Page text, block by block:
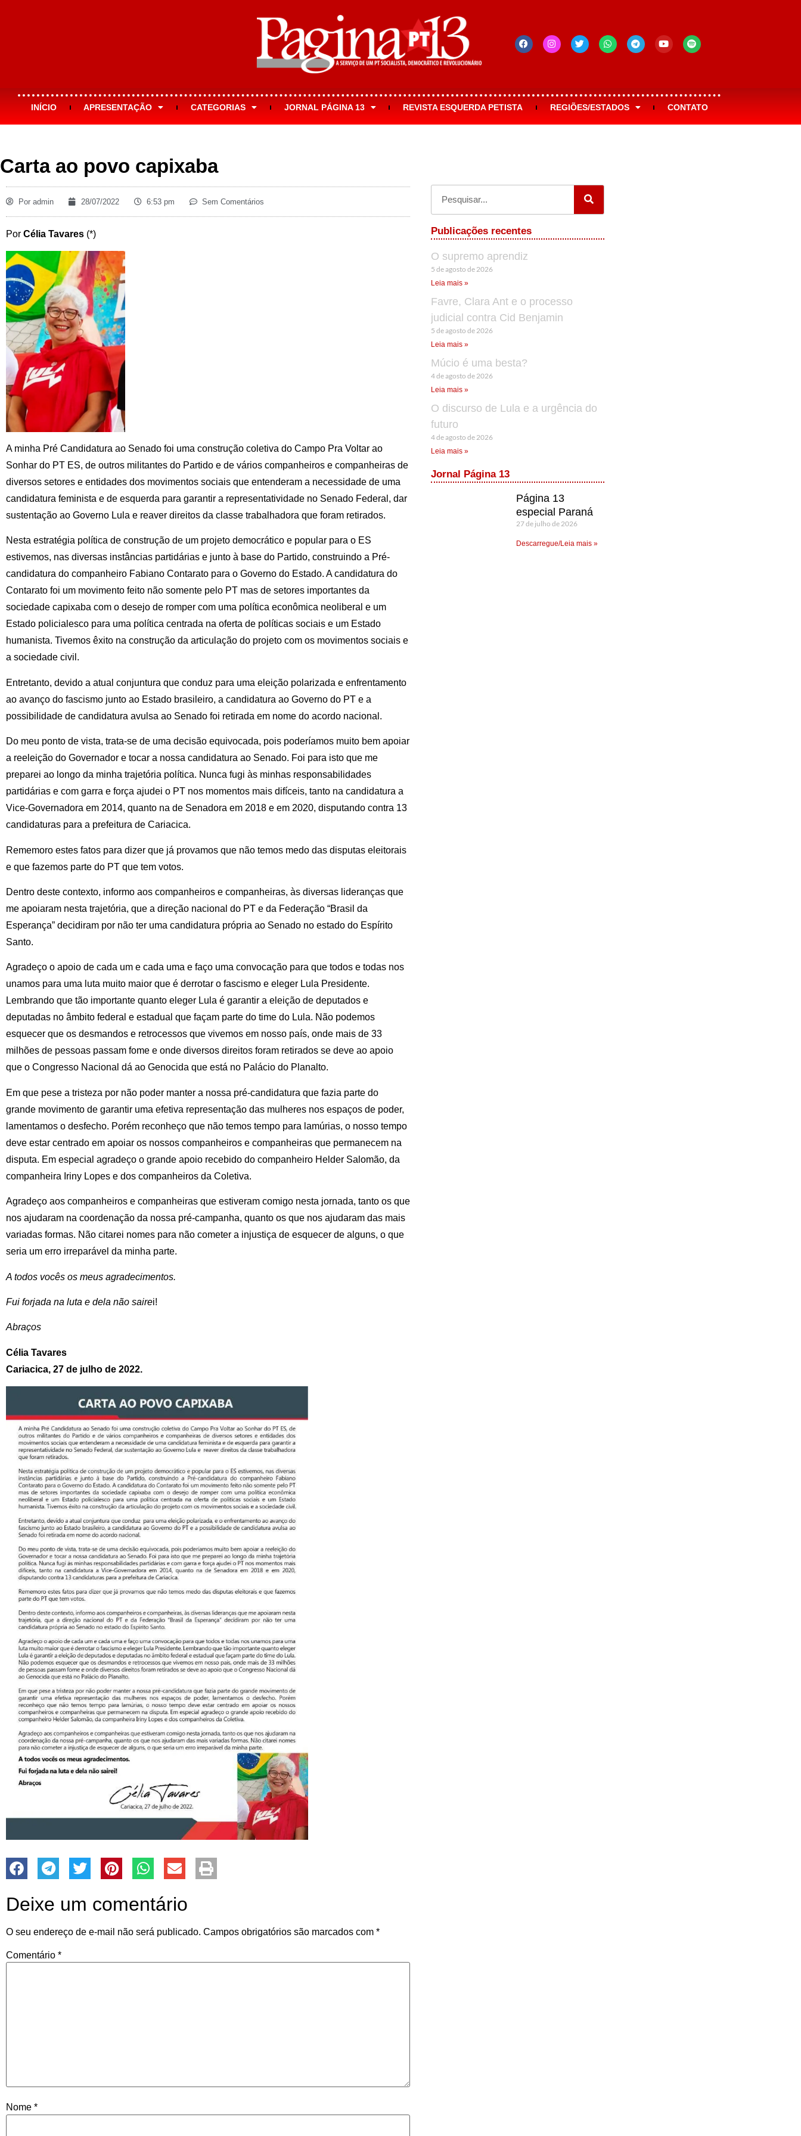
INÍCIO APRESENTAÇÃO CATEGORIAS JORNAL PÁGINA 13 REVISTA ESQUERDA PETISTA REGIÕES/ESTADOS CONTATO
Carta ao povo capixaba
Por admin 28/07/2022 6:53 pm Sem Comentários
Por Célia Tavares (*)
A minha Pré Candidatura ao Senado foi uma construção coletiva do Campo Pra Voltar ao
Sonhar do PT ES, de outros militantes do Partido e de vários companheiros e companheiras de
diversos setores e entidades dos movimentos sociais que entenderam a necessidade de uma
candidatura feminista e de esquerda para garantir a representatividade no Senado Federal, dar
sustentação ao Governo Lula e reaver direitos da classe trabalhadora que foram retirados.
Nesta estratégia política de construção de um projeto democrático e popular para o ES
estivemos, nas diversas instâncias partidárias e junto à base do Partido, construindo a Pré-
candidatura do companheiro Fabiano Contarato para o Governo do Estado. A candidatura do
Contarato foi um movimento feito não somente pelo PT mas de setores importantes da
sociedade capixaba com o desejo de romper com uma política econômica neoliberal e um
Estado policialesco para uma política centrada na oferta de políticas sociais e um Estado
humanista. Tivemos êxito na construção da articulação do projeto com os movimentos sociais e
a sociedade civil.
Entretanto, devido a atual conjuntura que conduz para uma eleição polarizada e enfrentamento
ao avanço do fascismo junto ao Estado brasileiro, a candidatura ao Governo do PT e a
possibilidade de candidatura avulsa ao Senado foi retirada em nome do acordo nacional.
Do meu ponto de vista, trata-se de uma decisão equivocada, pois poderíamos muito bem apoiar
a reeleição do Governador e tocar a nossa candidatura ao Senado. Foi para isto que me
preparei ao longo da minha trajetória política. Nunca fugi às minhas responsabilidades
partidárias e com garra e força ajudei o PT nos momentos mais difíceis, tanto na candidatura a
Vice-Governadora em 2014, quanto na de Senadora em 2018 e em 2020, disputando contra 13
candidaturas para a prefeitura de Cariacica.
Rememoro estes fatos para dizer que já provamos que não temos medo das disputas eleitorais
e que fazemos parte do PT que tem votos.
Dentro deste contexto, informo aos companheiros e companheiras, às diversas lideranças que
me apoiaram nesta trajetória, que a direção nacional do PT e da Federação “Brasil da
Esperança” decidiram por não ter uma candidatura própria ao Senado no estado do Espírito
Santo.
Agradeço o apoio de cada um e cada uma e faço uma convocação para que todos e todas nos
unamos para uma luta muito maior que é derrotar o fascismo e eleger Lula Presidente.
Lembrando que tão importante quanto eleger Lula é garantir a eleição de deputados e
deputadas no âmbito federal e estadual que façam parte do time do Lula. Não podemos
esquecer que os desmandos e retrocessos que vivemos em nosso país, onde mais de 33
milhões de pessoas passam fome e onde diversos direitos foram retirados se deve ao apoio
que o Congresso Nacional dá ao Genocida que está no Palácio do Planalto.
Em que pese a tristeza por não poder manter a nossa pré-candidatura que fazia parte do
grande movimento de garantir uma efetiva representação das mulheres nos espaços de poder,
lamentamos o desfecho. Porém reconheço que não temos tempo para lamúrias, o nosso tempo
deve estar centrado em apoiar os nossos companheiros e companheiras que permanecem na
disputa. Em especial agradeço o grande apoio recebido do companheiro Helder Salomão, da
companheira Iriny Lopes e dos companheiros da Coletiva.
Agradeço aos companheiros e companheiras que estiveram comigo nesta jornada, tanto os que
nos ajudaram na coordenação da nossa pré-campanha, quanto os que nos ajudaram das mais
variadas formas. Não citarei nomes para não cometer a injustiça de esquecer de alguns, o que
seria um erro irreparável da minha parte.
A todos vocês os meus agradecimentos.
Fui forjada na luta e dela não sairei!
Abraços
Célia Tavares
Cariacica, 27 de julho de 2022.
Deixe um comentário
O seu endereço de e-mail não será publicado. Campos obrigatórios são marcados com *
Comentário *
Nome *
Publicações recentes
O supremo aprendiz
5 de agosto de 2026
Leia mais »
Favre, Clara Ant e o processo
judicial contra Cid Benjamin
5 de agosto de 2026
Leia mais »
Múcio é uma besta?
4 de agosto de 2026
Leia mais »
O discurso de Lula e a urgência do
futuro
4 de agosto de 2026
Leia mais »
Jornal Página 13
Página 13
especial Paraná
27 de julho de 2026
Descarregue/Leia mais »